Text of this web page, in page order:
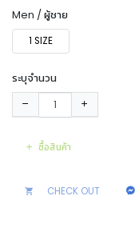
Men / ผู้ชาย
1 SIZE
ระบุจำนวน
ซื้อสินค้า
CHECK OUT